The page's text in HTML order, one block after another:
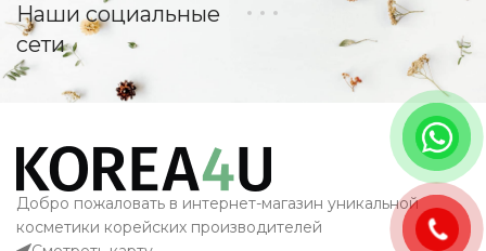
Наши социальные
сети
Добро пожаловать в интернет-магазин уникальной
косметики корейских производителей